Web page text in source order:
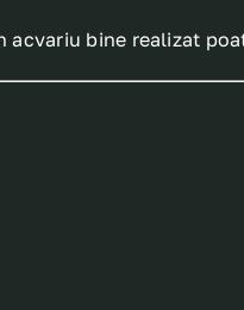
bine realizat